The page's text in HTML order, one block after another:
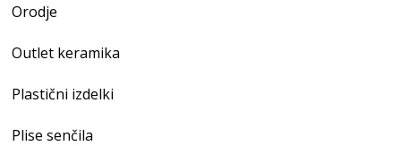
Orodje
Outlet keramika
Plastični izdelki
Plise senčila